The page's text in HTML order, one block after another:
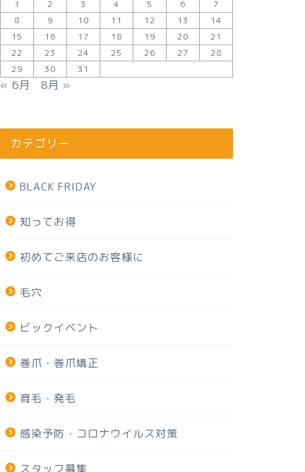
1
2 3 4 5 6
7
8
9 10 11 12 13
14
15
16 17 18 19 20
21
22
23 24 25 26 27
28
29
30 31
« 6月 8月 »
カテゴリー
BLACK FRIDAY
知ってお得
初めてご来店のお客様に
毛穴
ビックイベント
巻爪・巻爪矯正
育毛・発毛
感染予防・コロナウイルス対策
スタッフ募集